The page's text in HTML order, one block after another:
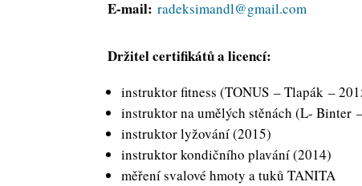
E-mail: radeksimandl@gmail.com
Držitel certifikátů a licencí:
instruktor fitness (TONUS – Tlapák –
instruktor na umělých stěnách (L- Binter
instruktor lyžování (2015)
instruktor kondičního plavání (2014)
měření svalové hmoty a tuků TANITA